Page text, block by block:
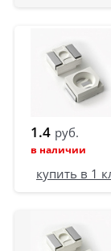
1.4 руб.
в наличии
купить в 1